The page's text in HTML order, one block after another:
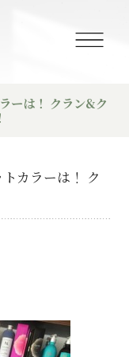
ーは！ クラン&ク
カラーは！ ク